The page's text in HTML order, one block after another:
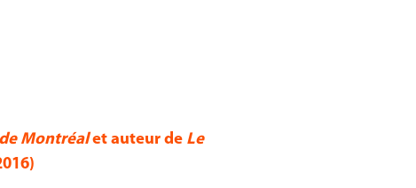
Montréalet auteur de Le